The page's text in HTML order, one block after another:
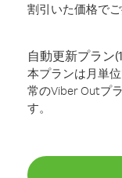
割引いた価格でご
自動更新プラン
本プランは月単
常のViber Outプ
す。